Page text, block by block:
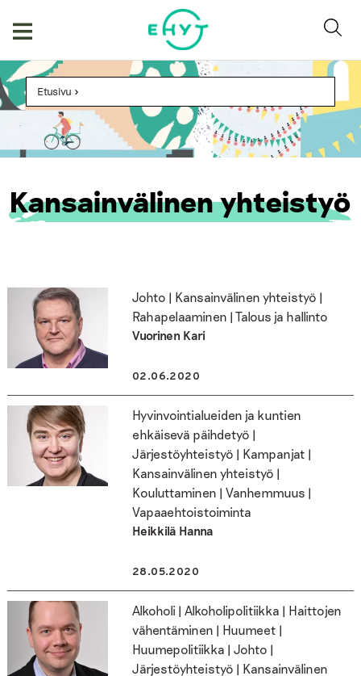
Etusivu >
Kansainvälinen yhteistyö
Johto | Kansainvälinen yhteistyö |
Rahapelaaminen | Talous ja hallinto
Vuorinen Kari
02.06.2020
Hyvinvointialueiden ja kuntien
ehkäisevä päihdetyö |
Järjestöyhteistyö | Kampanjat |
Kansainvälinen yhteistyö |
Kouluttaminen | Vanhemmuus |
Vapaaehtoistoiminta
Heikkilä Hanna
28.05.2020
Alkoholi | Alkoholipolitiikka | Haittojen
vähentäminen | Huumeet |
Huumepolitiikka | Johto |
Järjestöyhteistyö | Kansainvälinen